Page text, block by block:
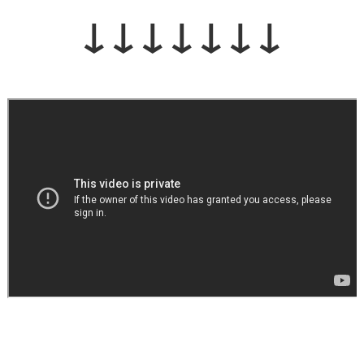
↓↓↓↓↓↓↓